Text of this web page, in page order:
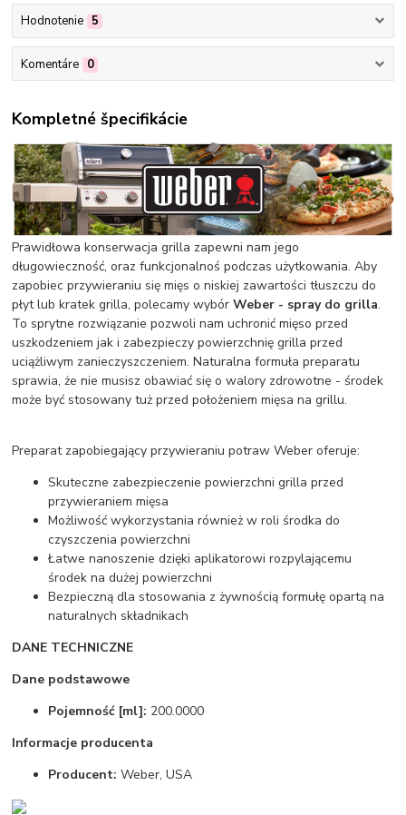
Hodnotenie 5
Komentáre 0
Kompletné špecifikácie
Prawidłowa konserwacja grilla zapewni nam jego
długowieczność, oraz funkcjonalnoś podczas użytkowania. Aby
zapobiec przywieraniu się mięs o niskiej zawartości tłuszczu do
płyt lub kratek grilla, polecamy wybórWeber - spray do grilla.
To sprytne rozwiązanie pozwoli nam uchronić mięso przed
uszkodzeniem jak i zabezpieczy powierzchnię grilla przed
uciążliwym zanieczyszczeniem. Naturalna formuła preparatu
sprawia, że nie musisz obawiać się o walory zdrowotne - środek
może być stosowany tuż przed położeniem mięsa na grillu.
Preparat zapobiegający przywieraniu potraw Weber oferuje:
Skuteczne zabezpieczenie powierzchni grilla przed
przywieraniem mięsa
Możliwość wykorzystania również w roli środka do
czyszczenia powierzchni
Łatwe nanoszenie dzięki aplikatorowi rozpylającemu
środek na dużej powierzchni
Bezpieczną dla stosowania z żywnością formułę opartą na
naturalnych składnikach
DANE TECHNICZNE
Dane podstawowe
Pojemność [ml]: 200.0000
Informacje producenta
Producent: Weber, USA